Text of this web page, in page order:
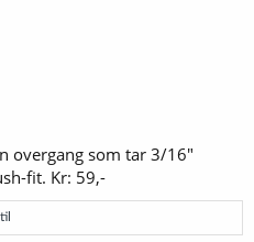
overgang som tar 3/16"
fit. Kr: 59,-